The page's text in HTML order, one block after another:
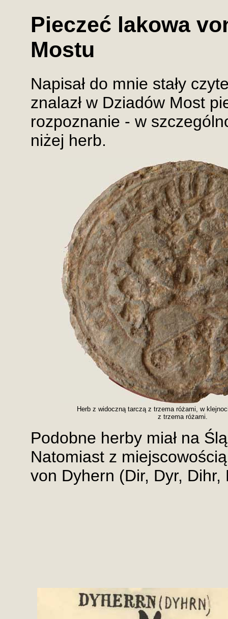
Pieczeć lakowa
Mostu
Napisał do mnie stały
znalazł w Dziadów Most
rozpoznanie - w
niżej herb.
Herb z widoczną tarczą z trzema różami, w
z trzema różami.
Podobne herby miał na
Natomiast z
von Dyhern (Dir, Dyr,